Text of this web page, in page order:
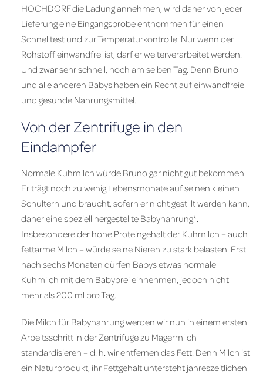
HOCHDORF die Ladung annehmen, wird daher von jeder
Lieferung eine Eingangsprobe entnommen für einen
Schnelltest und zur Temperaturkontrolle. Nur wenn der
Rohstoff einwandfrei ist, darf er weiterverarbeitet werden.
Und zwar sehr schnell, noch am selben Tag. Denn Bruno
und alle anderen Babys haben ein Recht auf einwandfreie
und gesunde Nahrungsmittel.
Von der Zentrifuge in den
Eindampfer
Normale Kuhmilch würde Bruno gar nicht gut bekommen.
Er trägt noch zu wenig Lebensmonate auf seinen kleinen
Schultern und braucht, sofern er nicht gestillt werden kann,
daher eine speziell hergestellte Babynahrung*.
Insbesondere der hohe Proteingehalt der Kuhmilch – auch
fettarme Milch – würde seine Nieren zu stark belasten. Erst
nach sechs Monaten dürfen Babys etwas normale
Kuhmilch mit dem Babybrei einnehmen, jedoch nicht
mehr als 200 ml pro Tag.
Die Milch für Babynahrung werden wir nun in einem ersten
Arbeitsschritt in der Zentrifuge zu Magermilch
standardisieren – d. h. wir entfernen das Fett. Denn Milch ist
ein Naturprodukt, ihr Fettgehalt untersteht jahreszeitlichen